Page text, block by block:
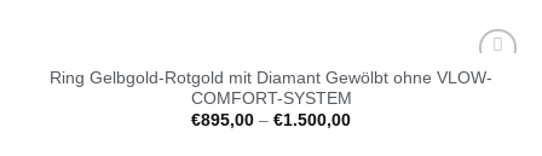
Auf die
Ring Gelbgold-Rotgold mit Diamant Gewölbt ohne VLOW-
COMFORT-SYSTEM
€895,00 – €1.500,00